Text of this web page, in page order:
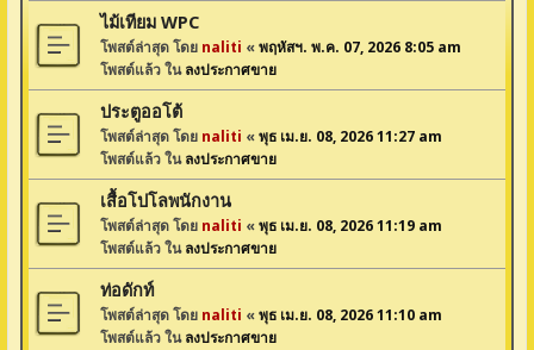
ไม้เทียม WPC
โพสต์ล่าสุด โดย naliti «พฤหัสฯ. พ.ค. 07, 2026 8:05 am
โพสต์แล้ว ในลงประกาศขาย
ประตูออโต้
โพสต์ล่าสุด โดย naliti «พุธ เม.ย. 08, 2026 11:27 am
โพสต์แล้ว ในลงประกาศขาย
เสื้อโปโลพนักงาน
โพสต์ล่าสุด โดย naliti «พุธ เม.ย. 08, 2026 11:19 am
โพสต์แล้ว ในลงประกาศขาย
ท่อดักท์
โพสต์ล่าสุด โดย naliti «พุธ เม.ย. 08, 2026 11:10 am
โพสต์แล้ว ในลงประกาศขาย